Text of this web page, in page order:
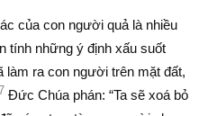
của con người quả là nhiều
tính những ý định xấu suốt
ra con người trên mặt đất,
Ðức Chúa phán: “Ta sẽ xoá bỏ